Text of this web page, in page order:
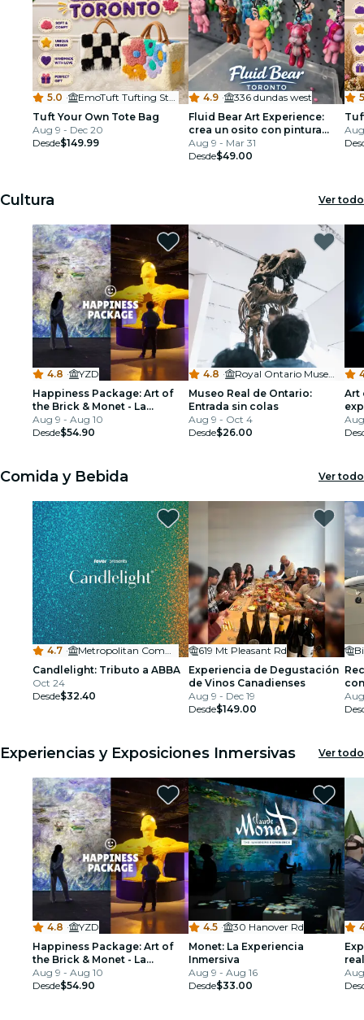
5.0 ·
EmoTuft Tufting Studio | NorthYork
Tuft Your Own Tote Bag
Aug 9 - Dec 20
Desde$149.99
4.9 ·
336 dundas west
Fluid Bear Art Experience:
crea un osito con pintura
goteante en Toronto
Aug 9 - Mar 31
Desde$49.00
Cultura Ver todo
4.8 ·
YZD
Happiness Package: Art of
the Brick & Monet - La
Experiencia Inmersiva
Aug 9 - Aug 10
Desde$54.90
4.8 ·
Royal Ontario Museum
Museo Real de Ontario:
Entrada sin colas
Aug 9 - Oct 4
Desde$26.00
Art
Comida y Bebida Ver todo
4.7 ·
Metropolitan Community Church of Toronto
Candlelight: Tributo a ABBA
Oct 24
Desde$32.40
619 Mt Pleasant Rd
Experiencia de Degustación
de Vinos Canadienses
Aug 9 - Dec 19
Desde$149.00
Experiencias y Exposiciones Inmersivas Ver todo
4.8 ·
YZD
Happiness Package: Art of
the Brick & Monet - La
Experiencia Inmersiva
Aug 9 - Aug 10
Desde$54.90
4.5 ·
30 Hanover Rd
Monet: La Experiencia
Inmersiva
Aug 9 - Aug 16
Desde$33.00